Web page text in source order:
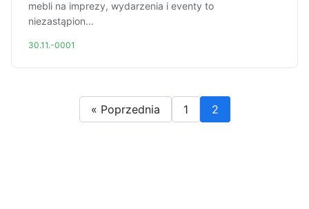
mebli na imprezy, wydarzenia i eventy to
niezastąpion...
30.11.-0001
« Poprzednia 1 2